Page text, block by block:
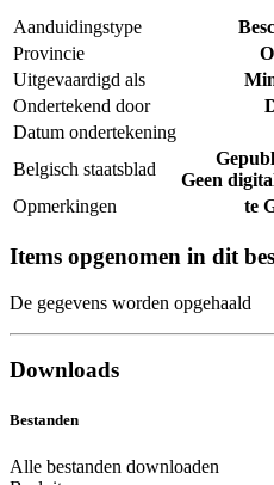
Aanduidingstype
Provincie
Uitgevaardigd als
Ondertekend door
Datum ondertekening
Belgisch staatsblad
Geen
Opmerkingen
te
Items opgenomen in dit
De gegevens worden opgehaald
Downloads
Bestanden
Alle bestanden downloaden